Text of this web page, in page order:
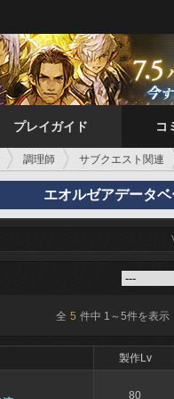
プレイガイド コ
調理師 サブクエスト関連
エオルゼアデータベ
全 5 件中 1 ～5件を表示
製作Lv
80